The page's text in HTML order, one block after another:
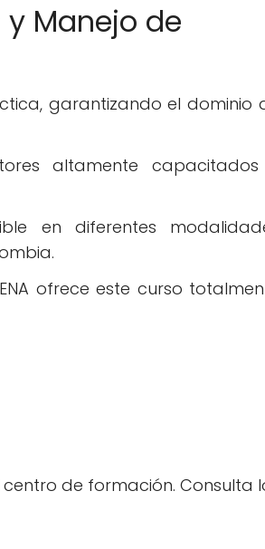
Manejo de
garantizando el dominio
altamente
en diferentes
ofrece este curso
de formación. Consulta